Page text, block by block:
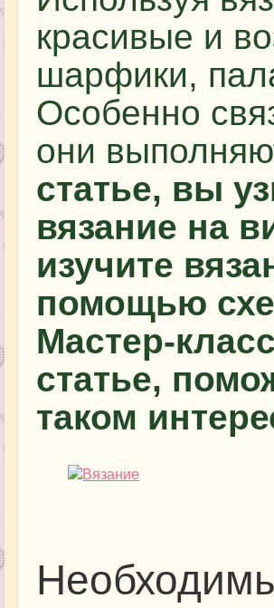
красивые и
шарфики,
Особенно
они
статье, вы
вязание на
изучите
помощью
Мастер-
статье,
таком